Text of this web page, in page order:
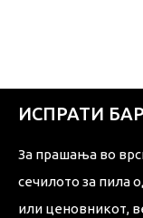
ИСПРАТИ
За прашања во
сечилото за пила
или ценовникот,